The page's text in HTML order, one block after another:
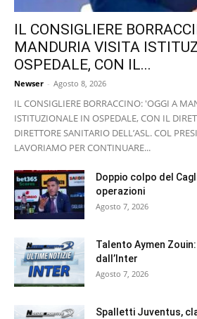
IL CONSIGLIERE
MANDURIA VISITA
OSPEDALE, CON IL...
Newser - Agosto 8, 2026
IL CONSIGLIERE BORRACCINO: 'OGGI A
ISTITUZIONALE IN OSPEDALE, CON IL
DIRETTORE SANITARIO DELL’ASL. COL
LAVORIAMO PER CONTINUARE...
Doppio colpo del
operazioni
Agosto 7, 2026
Talento Aymen
dall’Inter
Agosto 7, 2026
Spalletti Juventus,